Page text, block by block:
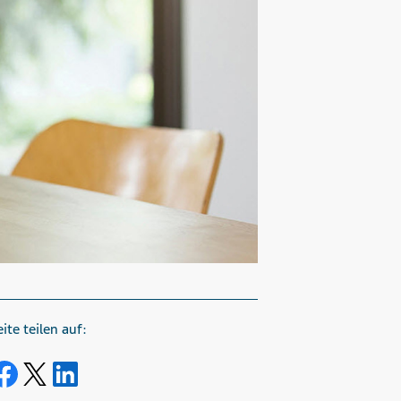
teilen auf:
Share on Facebook
Share on Twitter